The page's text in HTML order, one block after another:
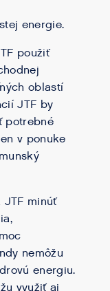
energie.
použiť
oblastí
JTF by
potrebné
v ponuke
JTF minúť
nemôžu
energiu.
využiť aj